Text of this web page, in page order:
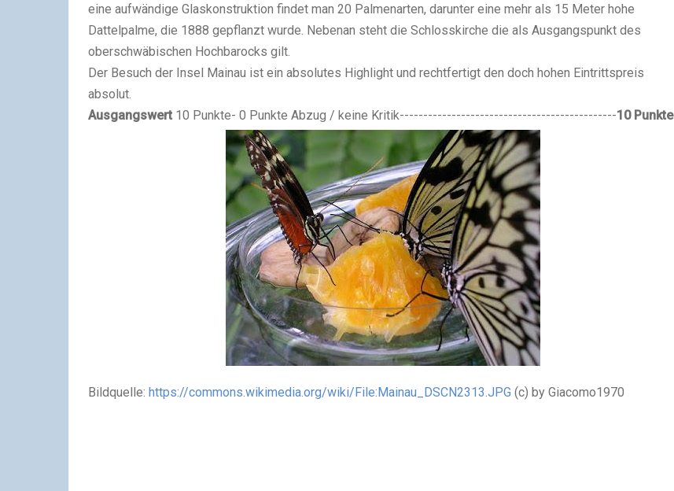
eine aufwändige Glaskonstruktion findet man 20 Palmenarten, darunter eine mehr als 15 Meter hohe
Dattelpalme, die 1888 gepflanzt wurde. Nebenan steht die Schlosskirche die als Ausgangspunkt des
oberschwäbischen Hochbarocks gilt.
Der Besuch der Insel Mainau ist ein absolutes Highlight und rechtfertigt den doch hohen Eintrittspreis
absolut.
Ausgangswert 10 Punkte- 0 Punkte Abzug / keine Kritik----------------------------------------------10 Punkte
Bildquelle: https://commons.wikimedia.org/wiki/File:Mainau_DSCN2313.JPG (c) by Giacomo1970